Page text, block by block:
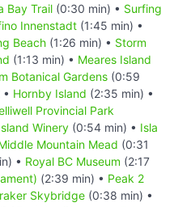
Bay Trail (0:30 min) • Surfing
Innenstadt (1:45 min) •
Beach (1:26 min) • Storm
(1:13 min) • Meares Island
Botanical Gardens (0:59
Hornby Island (2:35 min) •
Provincial Park
Winery (0:54 min) • Isla
Mountain Mead (0:31
• Royal BC Museum (2:17
(2:39 min) • Peak 2
Skybridge (0:38 min) •